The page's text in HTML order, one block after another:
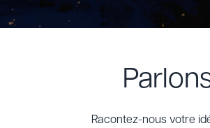
Racontez-nous votre